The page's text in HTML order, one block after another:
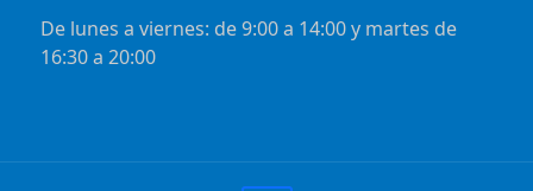
De lunes a viernes: de 9:00 a 14:00 y martes de
16:30 a 20:00